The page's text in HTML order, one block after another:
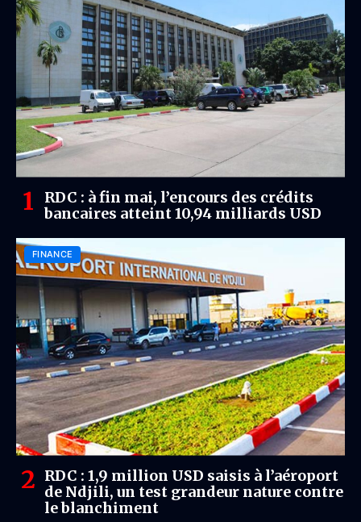
RDC : à fin mai, l’encours des crédits
bancaires atteint 10,94 milliards USD
FINANCE
RDC : 1,9 million USD saisis à l’aéroport
de Ndjili, un test grandeur nature contre
le blanchiment